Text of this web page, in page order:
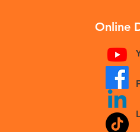
Online